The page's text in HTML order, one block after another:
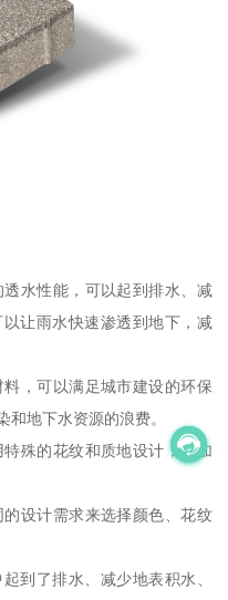
水性能，可以起到排水、减
让雨水快速渗透到地下，减
，可以满足城市建设的环保
地下水资源的浪费。
殊的花纹和质地设计，增加
设计需求来选择颜色、花纹
到了排水、减少地表积水、